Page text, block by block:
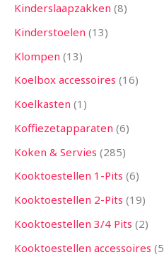
Kinderslaapzakken 8
Kinderstoelen 13
Klompen 13
Koelbox accessoires 16
Koelkasten 1
Koffiezetapparaten 6
Koken & Servies 285
Kooktoestellen 1-Pits 6
Kooktoestellen 2-Pits 19
Kooktoestellen 3/4 Pits 2
Kooktoestellen accessoires 5